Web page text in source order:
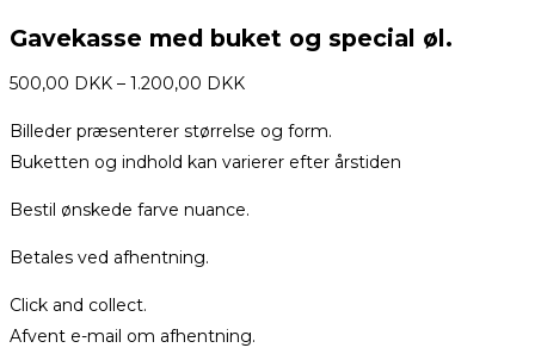
Gavekasse med buket og special øl.
500,00 DKK – 1.200,00 DKK
Billeder præsenterer størrelse og form.
Buketten og indhold kan varierer efter årstiden
Bestil ønskede farve nuance.
Betales ved afhentning.
Click and collect.
Afvent e-mail om afhentning.